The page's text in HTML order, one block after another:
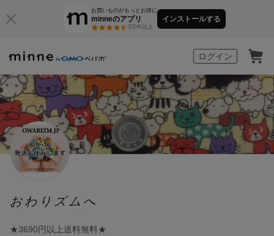
お買いものがもっとお得に
minneのアプリ
3万件以上
インストールする
ログイン
おわりズムへ
★3690円以上送料無料★